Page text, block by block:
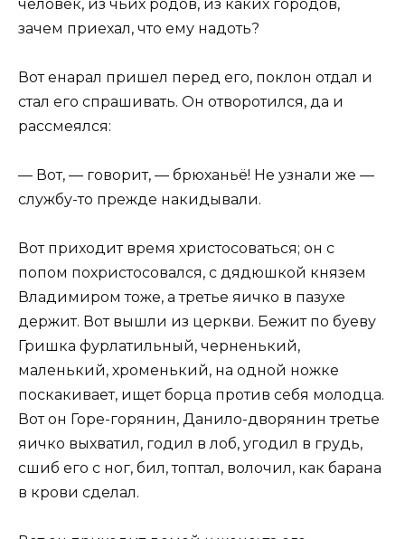
человек, из чьих родов, из каких городов,
зачем приехал, что ему надоть?
Вот енарал пришел перед его, поклон отдал и
стал его спрашивать. Он отворотился, да и
рассмеялся:
— Вот, — говорит, — брюханьё! Не узнали же —
службу-то прежде накидывали.
Вот приходит время христосоваться; он с
попом похристосовался, с дядюшкой князем
Владимиром тоже, а третье яичко в пазухе
держит. Вот вышли из церкви. Бежит по буеву
Гришка фурлатильный, черненький,
маленький, хроменький, на одной ножке
поскакивает, ищет борца против себя молодца.
Вот он Горе-горянин, Данило-дворянин третье
яичко выхватил, годил в лоб, угодил в грудь,
сшиб его с ног, бил, топтал, волочил, как барана
в крови сделал.